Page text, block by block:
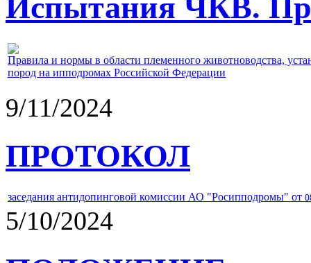
Испытания ЧКВ.
Правила и нормы в области племенного животноводства,
пород на ипподромах Российской Федерации
9/11/2024
ПРОТОКОЛ
заседания антидопинговой комиссии АО "Росипподромы" от
5/10/2024